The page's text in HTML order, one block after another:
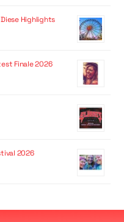
Highlights
Finale 2026
2026